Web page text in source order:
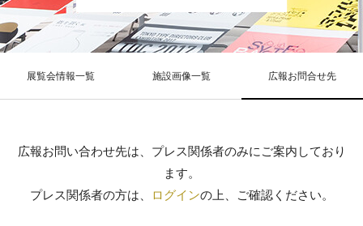
展覧会情報一覧 施設画像一覧 広報お問合せ先
広報お問い合わせ先は、プレス関係者のみにご案内しており
ます。
プレス関係者の方は、
ログインの上、ご確認ください。